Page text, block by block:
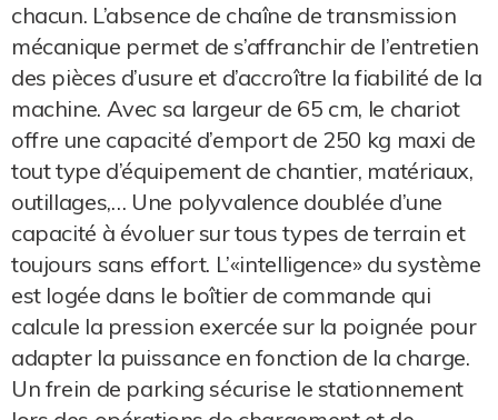
chacun. L’absence de chaîne de transmission
mécanique permet de s’affranchir de l’entretien
des pièces d’usure et d’accroître la fiabilité de la
machine. Avec sa largeur de 65 cm, le chariot
offre une capacité d’emport de 250 kg maxi de
tout type d’équipement de chantier, matériaux,
outillages,… Une polyvalence doublée d’une
capacité à évoluer sur tous types de terrain et
toujours sans effort. L’«intelligence» du système
est logée dans le boîtier de commande qui
calcule la pression exercée sur la poignée pour
adapter la puissance en fonction de la charge.
Un frein de parking sécurise le stationnement